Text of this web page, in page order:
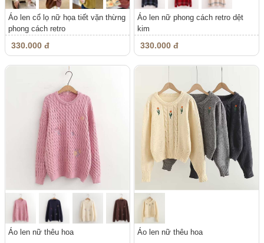
Áo len cổ lọ nữ họa tiết vặn thừng
phong cách retro
330.000 đ
Áo len nữ phong cách retro dệt
kim
330.000 đ
Áo len nữ thêu hoa Áo len nữ thêu hoa